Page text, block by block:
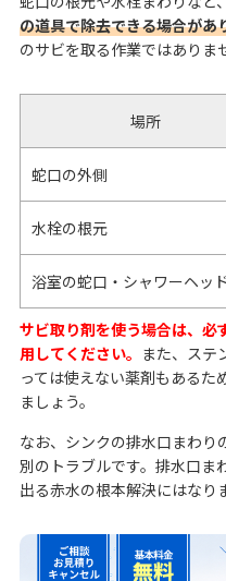
の道具で除去できる場合があ
のサビを取る作業ではありま
場所
蛇口の外側
水栓の根元
浴室の蛇口・シャワーヘッ
サビ取り剤を使う場合は、必
用してください。 また、ステ
っては使えない薬剤もあるた
ましょう。
なお、シンクの排水口まわ
別のトラブルです。排水口ま
出る赤水の根本解決にはなり